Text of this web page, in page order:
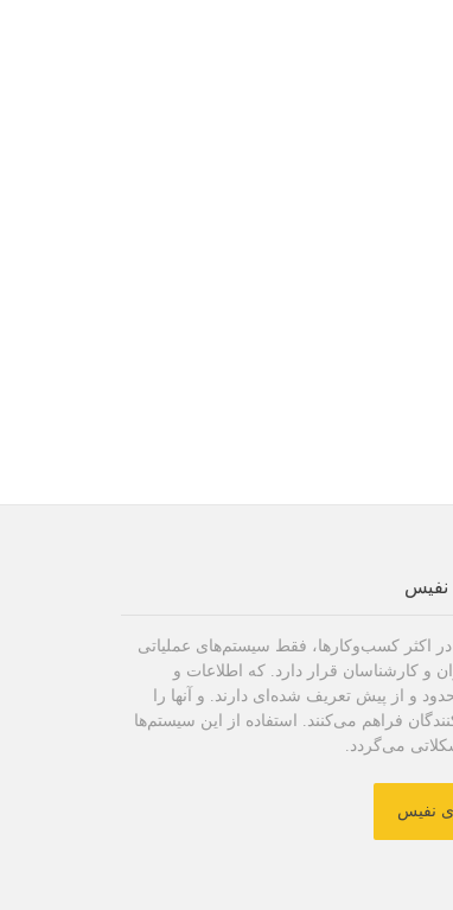
اکثر کسب‌وکارها، فقط سیستم‌های عملیاتی
و کارشناسان قرار دارد. که اطلاعات و
و از پیش تعریف شده‌ای دارند. و آنها را
فراهم می‌کنند. استفاده از این سیستم‌ها
می‌گردد.
نفیس